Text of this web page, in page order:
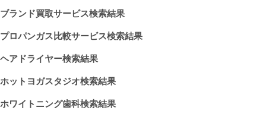
ブランド買取サービス検索結果
プロパンガス比較サービス検索結果
ヘアドライヤー検索結果
ホットヨガスタジオ検索結果
ホワイトニング歯科検索結果